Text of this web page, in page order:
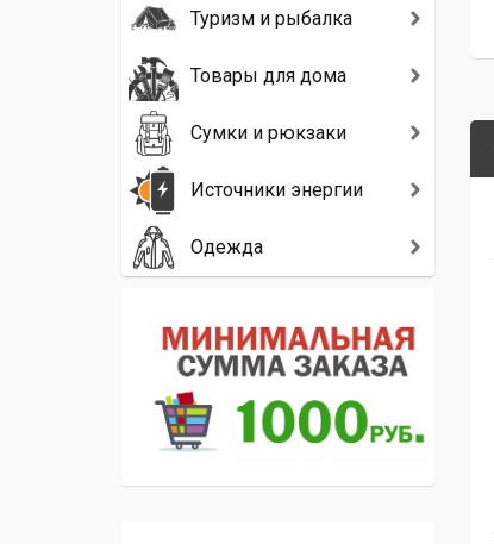
Туризм и рыбалка
Товары для дома
Сумки и рюкзаки
Источники энергии
Одежда